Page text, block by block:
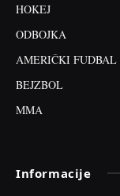
HOKEJ
ODBOJKA
AMERIČKI FUDBAL
BEJZBOL
MMA
Informacije